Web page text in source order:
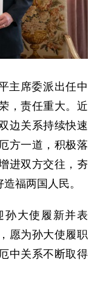
主席委派出任中
，责任重大。近
边关系持续快速
方一道，积极落
进双方交往，夯
福两国人民。
孙大使履新并表
愿为孙大使履职
中关系不断取得